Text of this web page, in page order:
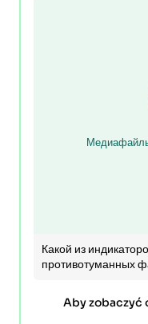
Какой из
противотуманных
Aby zobaczyć